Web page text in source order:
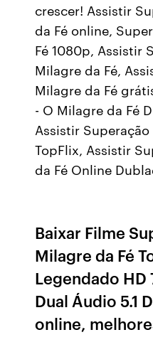
crescer! Assistir
da Fé online,
Fé 1080p, Assistir
Milagre da Fé,
Milagre da Fé
- O Milagre da Fé
Assistir
TopFlix, Assistir
da Fé Online
Baixar Filme
Milagre da Fé
Legendado
Dual Áudio 5.1
online,